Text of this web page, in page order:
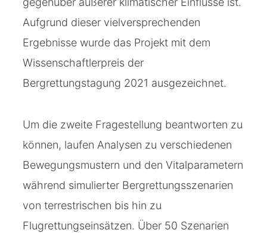
Aufgrund dieser vielversprechenden
Ergebnisse wurde das Projekt mit dem
Wissenschaftlerpreis der
Bergrettungstagung 2021 ausgezeichnet.
Um die zweite Fragestellung beantworten zu
können, laufen Analysen zu verschiedenen
Bewegungsmustern und den Vitalparametern
während simulierter Bergrettungsszenarien
von terrestrischen bis hin zu
Flugrettungseinsätzen. Über 50 Szenarien